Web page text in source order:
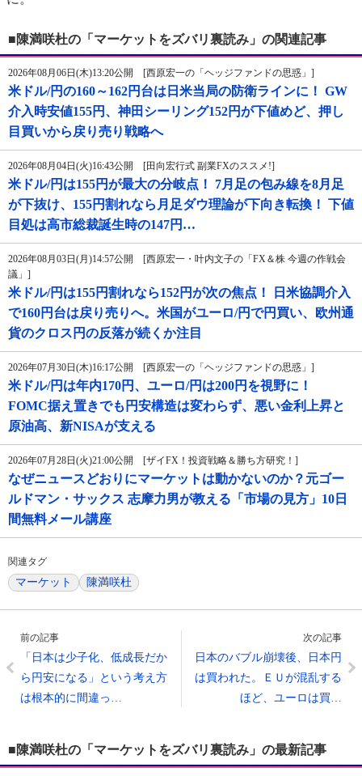
■陳満咲杜の「マーケットをズバリ裏読み」の関連記事
2026年08月06日(木)13:20公開 [西原宏一の「ヘッジファンドの思惑」]
米ドル/円の160～162円台は日米当局の防衛ラインに！ GW
介入時安値155円、神田シーリング152円が下値めど、押し
目買いから戻り売り戦略へ
2026年08月04日(火)16:43公開 [田向宏行式 副業FXのススメ!]
米ドル/円は155円が最大の分岐点！ 7月足の包み線を8月足
が下抜け、155円割れなら月足ダウ理論が下向き転換！ 下値
目処は高市総裁誕生時の147円…
2026年08月03日(月)14:57公開 [西原宏一・叶内文子の「FX＆株 今週の作戦会
議」]
米ドル/円は155円割れなら152円が次の焦点！ 日米協調介入
で160円台は戻り売りへ。米国がユーロ/円で円買い、欧州通
貨のクロス円の反落が続くか注目
2026年07月30日(木)16:17公開 [西原宏一の「ヘッジファンドの思惑」]
米ドル/円は年内170円、ユーロ/円は200円を視野に！
FOMC据え置きでも円安構造は変わらず、悪い金利上昇と
原油高、新NISAが支える
2026年07月28日(火)21:00公開 [ザイFX！投資戦略＆勝ち方研究！]
なぜニュースどおりにマーケットは動かないのか？元ゴー
ルドマン・サックス 志摩力男が教える「市場の見方」10日
間無料メール講座
関連タグ
マーケット 陳満咲杜
前の記事
「日本は少子化、低成長だか
ら円安になる」という考え方
は根本的に間違っ…
次の記事
日本のバブル崩壊後、日本円
は買われた。ＥＵが混乱する
ほど、ユーロは買…
■陳満咲杜の「マーケットをズバリ裏読み」の最新記事